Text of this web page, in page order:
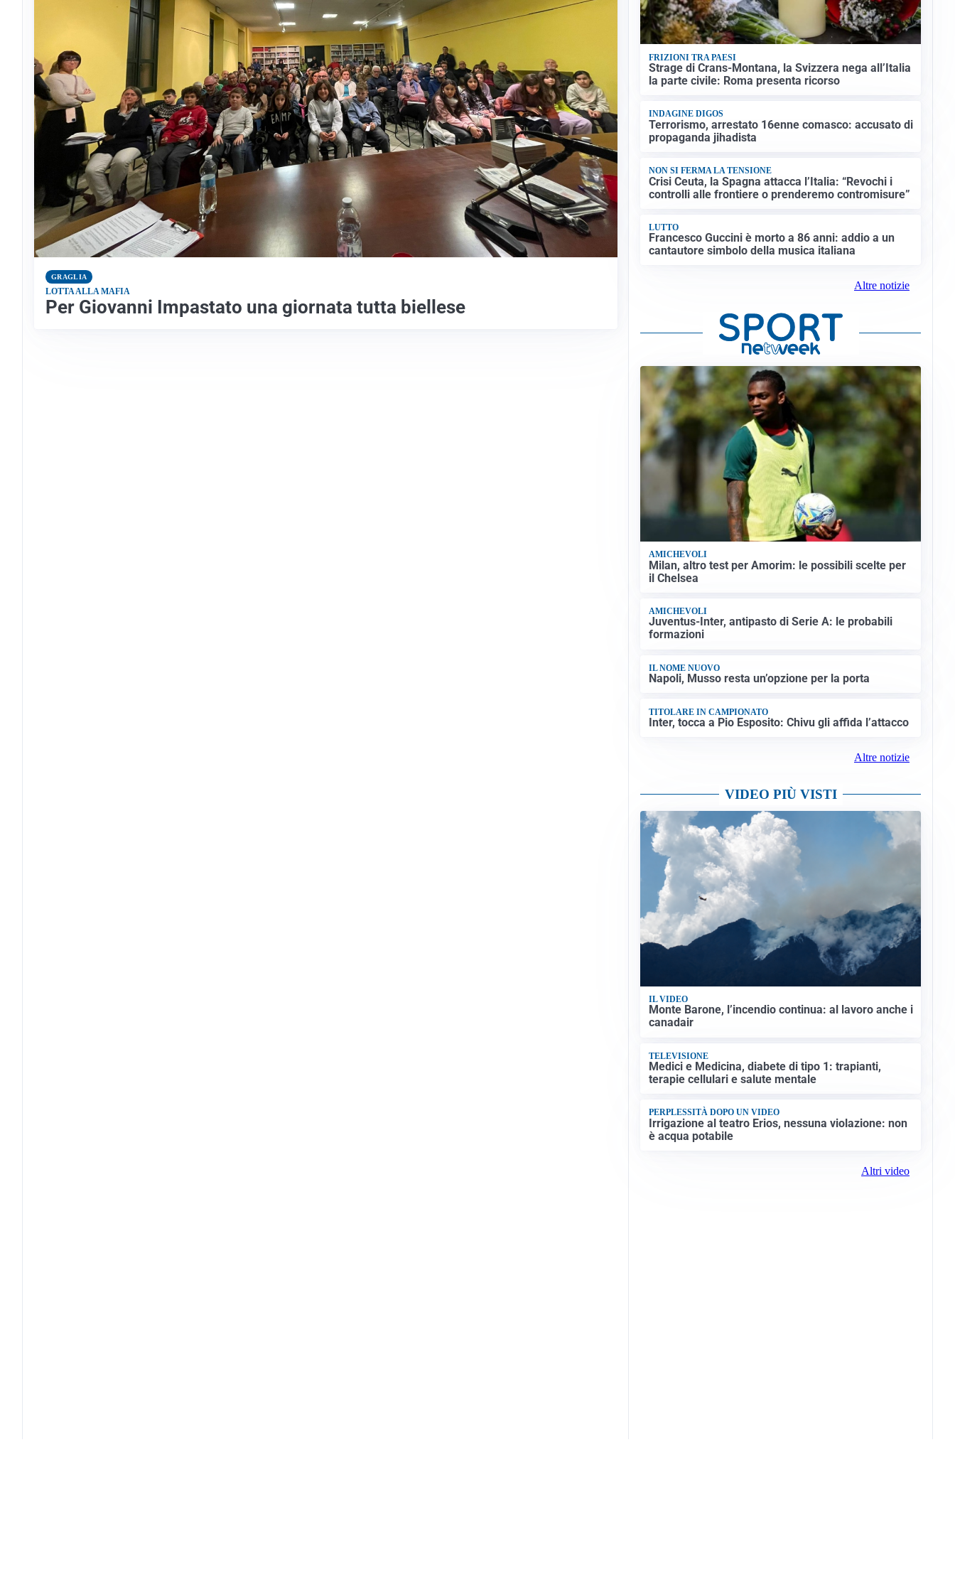
GRAGLIA
LOTTA ALLA MAFIA
Per Giovanni Impastato una giornata tutta biellese
FRIZIONI TRA PAESI
Strage di Crans-Montana, la Svizzera nega all’Italia
la parte civile: Roma presenta ricorso
INDAGINE DIGOS
Terrorismo, arrestato 16enne comasco: accusato di
propaganda jihadista
NON SI FERMA LA TENSIONE
Crisi Ceuta, la Spagna attacca l’Italia: “Revochi i
controlli alle frontiere o prenderemo contromisure”
LUTTO
Francesco Guccini è morto a 86 anni: addio a un
cantautore simbolo della musica italiana
Altre notizie
AMICHEVOLI
Milan, altro test per Amorim: le possibili scelte per
il Chelsea
AMICHEVOLI
Juventus-Inter, antipasto di Serie A: le probabili
formazioni
IL NOME NUOVO
Napoli, Musso resta un’opzione per la porta
TITOLARE IN CAMPIONATO
Inter, tocca a Pio Esposito: Chivu gli affida l’attacco
Altre notizie
VIDEO PIÙ VISTI
IL VIDEO
Monte Barone, l’incendio continua: al lavoro anche i
canadair
TELEVISIONE
Medici e Medicina, diabete di tipo 1: trapianti,
terapie cellulari e salute mentale
PERPLESSITÀ DOPO UN VIDEO
Irrigazione al teatro Erios, nessuna violazione: non
è acqua potabile
Altri video